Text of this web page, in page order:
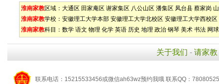
淮南家教区域： 大通区 田家庵区 谢家集区 八公山区 潘集区 凤台县 蔡家岗
淮南家教学校： 安徽理工大学本部 安徽理工大学北校区 安徽理工大学西校区
淮南家教科目： 数学 语文 物理 化学 英语 历史 地理 政治 钢琴 美术 书法 网球
关于我们 - 请家教
联系电话：15215533456或微信ah63wz预约我哦 联系QQ：